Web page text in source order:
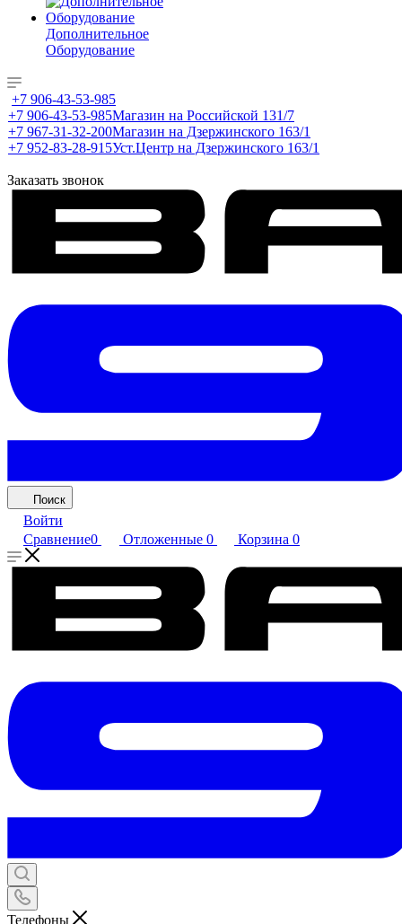
Дополнительное
Оборудование
+7 906-43-53-985
+7 906-43-53-985Магазин на Российской 131/7
+7 967-31-32-200Магазин на Дзержинского 163/1
+7 952-83-28-915Уст.Центр на Дзержинского 163/1
Заказать звонок
Поиск
Войти
Сравнение0 Отложенные 0 Корзина 0
Телефоны